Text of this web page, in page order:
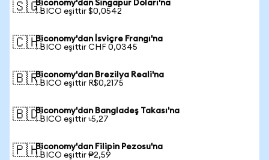
🇸🇬Biconomy'dan Singapur Doları'na
1 BICO eşittir $0,0542
🇨🇭Biconomy'dan İsviçre Frangı'na
1 BICO eşittir CHF 0,0345
🇧🇷Biconomy'dan Brezilya Reali'na
1 BICO eşittir R$0,2175
🇧🇩Biconomy'dan Bangladeş Takası'na
1 BICO eşittir ৳5,27
🇵🇭Biconomy'dan Filipin Pezosu'na
1 BICO eşittir ₱2,59